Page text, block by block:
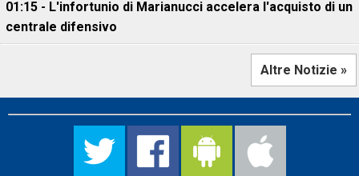
01:15 - L'infortunio di Marianucci accelera l'acquisto di un
centrale difensivo
Altre Notizie »